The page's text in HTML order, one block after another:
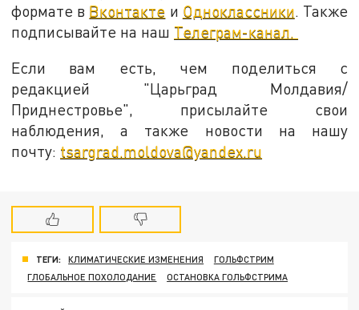
формате в Вконтакте и Одноклассники. Также
подписывайте на наш Телеграм-канал.
Если вам есть, чем поделиться с
редакцией "Царьград Молдавия/
Приднестровье", присылайте свои
наблюдения, а также новости на нашу
почту: tsargrad.moldova@yandex.ru
ТЕГИ: КЛИМАТИЧЕСКИЕ ИЗМЕНЕНИЯ
ГОЛЬФСТРИМ
ГЛОБАЛЬНОЕ ПОХОЛОДАНИЕ
ОСТАНОВКА ГОЛЬФСТРИМА